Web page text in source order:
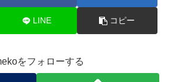
LINE コピー
をフォローする